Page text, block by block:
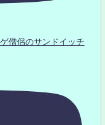
僧侶のサンドイッチ